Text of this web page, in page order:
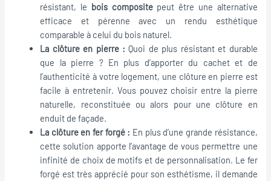
résistant, le bois compositepeut être une alternative
efficace et pérenne avec un rendu esthétique
comparable à celui du bois naturel.
La clôture en pierre :Quoi de plus résistant et durable
que la pierre ? En plus d’apporter du cachet et de
l’authenticité à votre logement, une clôture en pierre est
facile à entretenir. Vous pouvez choisir entre la pierre
naturelle, reconstituée ou alors pour une clôture en
enduit de façade.
La clôture en fer forgé : En plus d’une grande résistance,
cette solution apporte l’avantage de vous permettre une
infinité de choix de motifs et de personnalisation. Le fer
forgé est très apprécié pour son esthétisme, il demande